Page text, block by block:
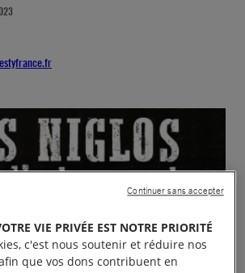
VIE PRIVÉE EST NOTRE PRIORITÉ
c'est nous soutenir et réduire nos
que vos dons contribuent en
Continuer sans accepter